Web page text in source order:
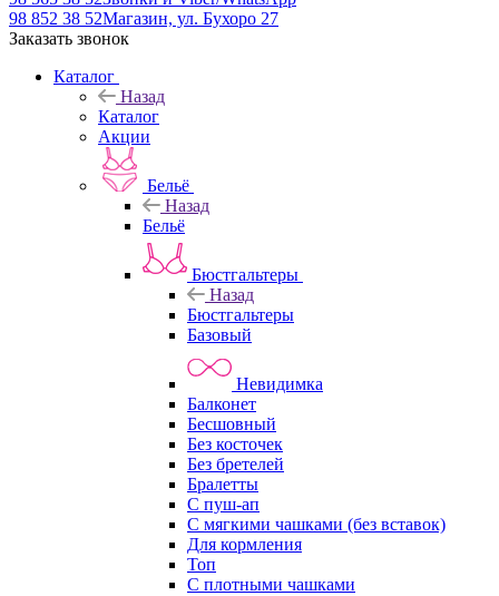
98 852 38 52Магазин, ул. Бухоро 27
Заказать звонок
Каталог
Назад
Каталог
Акции
Бельё
Назад
Бельё
Бюстгальтеры
Назад
Бюстгальтеры
Базовый
Невидимка
Балконет
Бесшовный
Без косточек
Без бретелей
Бралетты
С пуш-ап
С мягкими чашками (без вставок)
Для кормления
Топ
С плотными чашками